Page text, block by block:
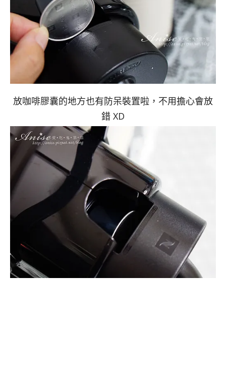
放咖啡膠囊的地方也有防呆裝置啦，不用擔心會放
錯 XD